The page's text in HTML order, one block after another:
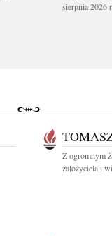
sierpnia 2026
Z ogromnym
założyciela i